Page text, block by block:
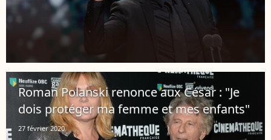
Roman Polanski renonce aux César : "Je
dois protéger ma femme et mes enfants"
27 février 2020